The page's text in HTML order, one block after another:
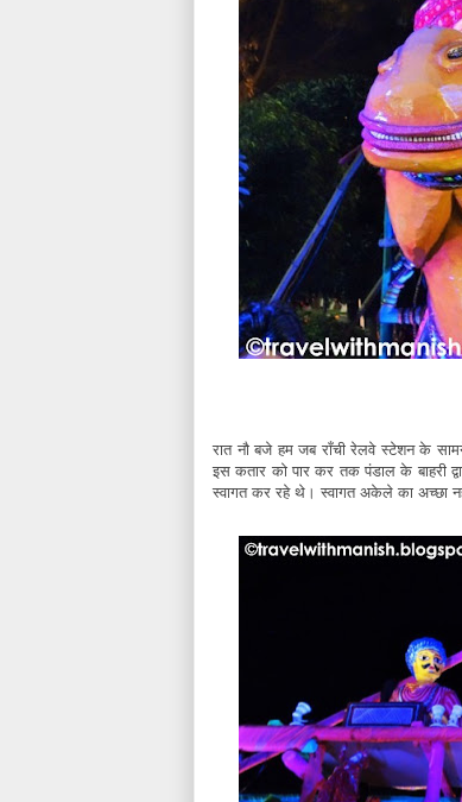
रात नौ बजे हम जब राँची रेलवे स्टेशन के
इस कतार को पार कर तक पंडाल के बाहरी
स्वागत कर रहे थे। स्वागत अकेले का अच्छा